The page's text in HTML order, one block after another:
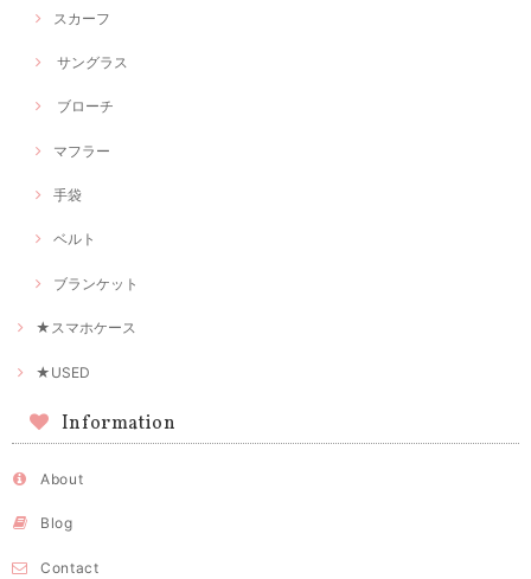
スカーフ
サングラス
ブローチ
マフラー
手袋
ベルト
ブランケット
★スマホケース
★USED
Information
About
Blog
Contact